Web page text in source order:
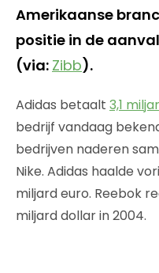
Amerikaanse
positie in de
(via: Zibb).
Adidas betaalt 3,1
bedrijf vandaag
bedrijven naderen
Nike. Adidas haalde
miljard euro. Reebok
miljard dollar in 2004.